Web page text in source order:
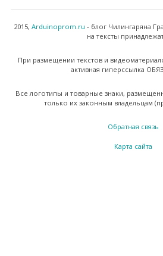
2015, Arduinoprom.ru - блог Чилингаряна
на тексты
При размещении текстов и
активная гиперссылка
Все логотипы и товарные знаки,
только их законным владельцам
Обратная связь
Карта сайта